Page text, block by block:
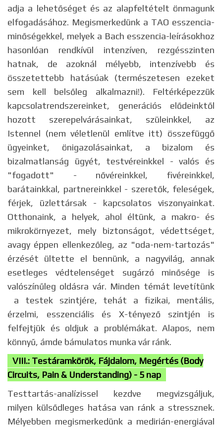
adja a lehetőséget és az alapfeltételt önmagunk
elfogadásához. Megismerkedünk a TAO esszencia-
minőségekkel, melyek a Bach esszencia-leírásokhoz
hasonlóan rendkívül intenzíven, rezgésszinten
hatnak, de azoknál mélyebb, intenzívebb és
összetettebb hatásúak (természetesen ezeket
sem kell belsőleg alkalmazni!). Feltérképezzük
kapcsolatrendszereinket, generációs elődeinktől
hozott szerepelvárásainkat, szüleinkkel, az
Istennel (nem véletlenül említve itt) összefüggő
ügyeinket, önigazolásainkat, a bizalom és
bizalmatlanság ügyét, testvéreinkkel - valós és
"fogadott" - nővéreinkkel, fivéreinkkel,
barátainkkal, partnereinkkel - szeretők, feleségek,
férjek, üzlettársak - kapcsolatos viszonyainkat.
Otthonaink, a helyek, ahol éltünk, a makro- és
mikrokörnyezet, mely biztonságot, védettséget,
avagy éppen ellenkezőleg, az "oda-nem-tartozás"
érzését ültette el bennünk, a nagyvilág, annak
esetleges védtelenséget sugárzó minősége is
valószínűleg oldásra vár. Minden témát levetítünk
a testek szintjére, tehát a fizikai, mentális,
érzelmi, esszenciális és X-tényező szintjén is
felfejtjük és oldjuk a problémákat. Alapos, nem
könnyű, ámde bámulatos munka vár ránk.
VIII.: Testáramkörök, Fájdalom, Megértés (Body
Circuits, Pain & Understanding) - 5 nap
Testtartás-analízissel kezdve megvizsgáljuk,
milyen külsődleges hatása van ránk a stressznek.
Mélyebben megismerkedünk a medirián-energiával